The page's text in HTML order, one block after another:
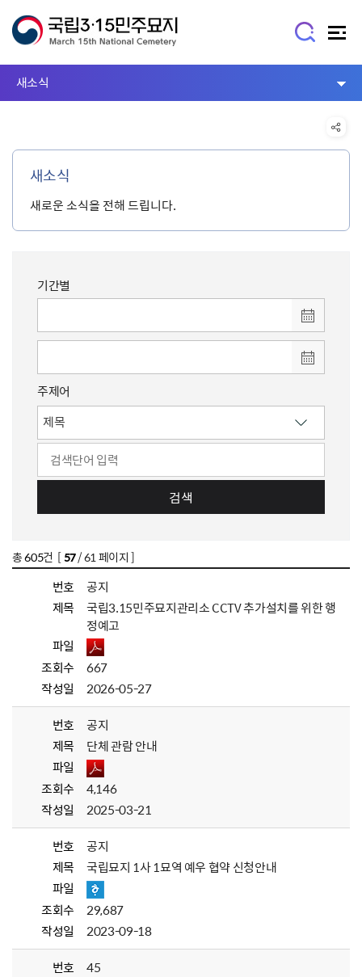
새소식
새소식
새로운 소식을 전해 드립니다.
기간별
주제어
검색
총605건 [57/ 61 페이지 ]
번호
공지
제목
국립3.15민주묘지관리소 CCTV 추가설치를 위한 행
정예고
파일
조회수
667
작성일
2026-05-27
번호
공지
제목
단체 관람 안내
파일
조회수
4,146
작성일
2025-03-21
번호
공지
제목
국립묘지 1사 1묘역 예우 협약 신청안내
파일
조회수
29,687
작성일
2023-09-18
번호
45